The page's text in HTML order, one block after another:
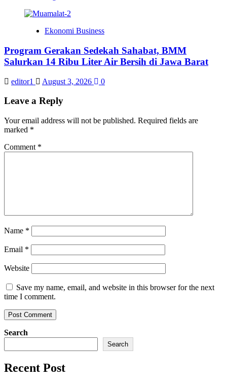
Ekonomi Business
Program Gerakan Sedekah Sahabat, BMM
Salurkan 14 Ribu Liter Air Bersih di Jawa Barat
editor1 August 3, 2026 0
Leave a Reply
Your email address will not be published. Required fields are
marked *
Comment *
Name *
Email *
Website
Save my name, email, and website in this browser for the next
time I comment.
Search
Search
Recent Post